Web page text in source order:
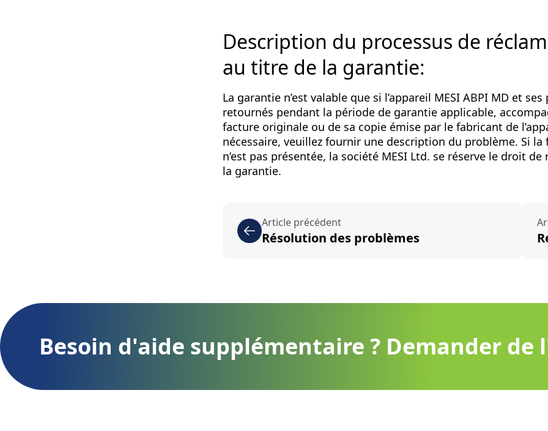
Description du processus de
au titre de la garantie:
La garantie n’est valable que si l’appareil MESI ABPI MD et
retournés pendant la période de garantie applicable,
facture originale ou de sa copie émise par le fabricant de
nécessaire, veuillez fournir une description du problème. Si la
n’est pas présentée, la société MESI Ltd. se réserve le droit
la garantie.
Article précédent
Résolution des problèmes
Besoin d'aide supplémentaire ? Demander de